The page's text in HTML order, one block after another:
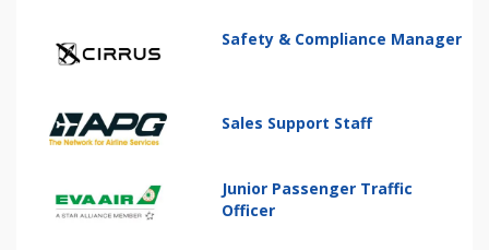
Safety & Compliance Manager
Sales Support Staff
Junior Passenger Traffic
Officer